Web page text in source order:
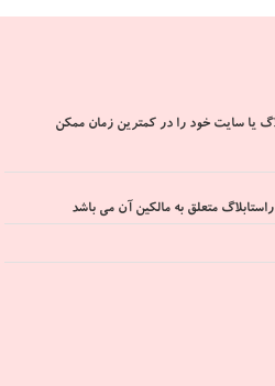
یا سایت خود را در کمترین زمان ممکن